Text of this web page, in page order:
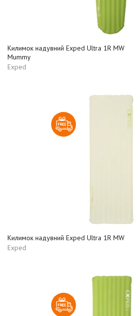
Килимок надувний Exped Ultra 1R MW
Mummy
Exped
Килимок надувний Exped Ultra 1R MW
Exped